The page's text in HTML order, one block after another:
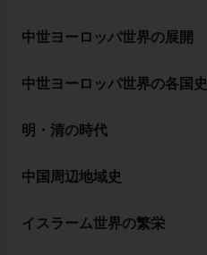
中世ヨーロッパ世界の展開
中世ヨーロッパ世界の各国史
明・清の時代
中国周辺地域史
イスラーム世界の繁栄